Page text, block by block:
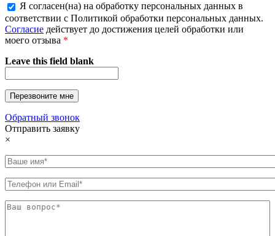
Я согласен(на) на обработку персональных данных в
соответствии с Политикой обработки персональных данных.
Согласие действует до достижения целей обработки или
моего отзыва *
Leave this field blank
Обратный звонок
Отправить заявку
×